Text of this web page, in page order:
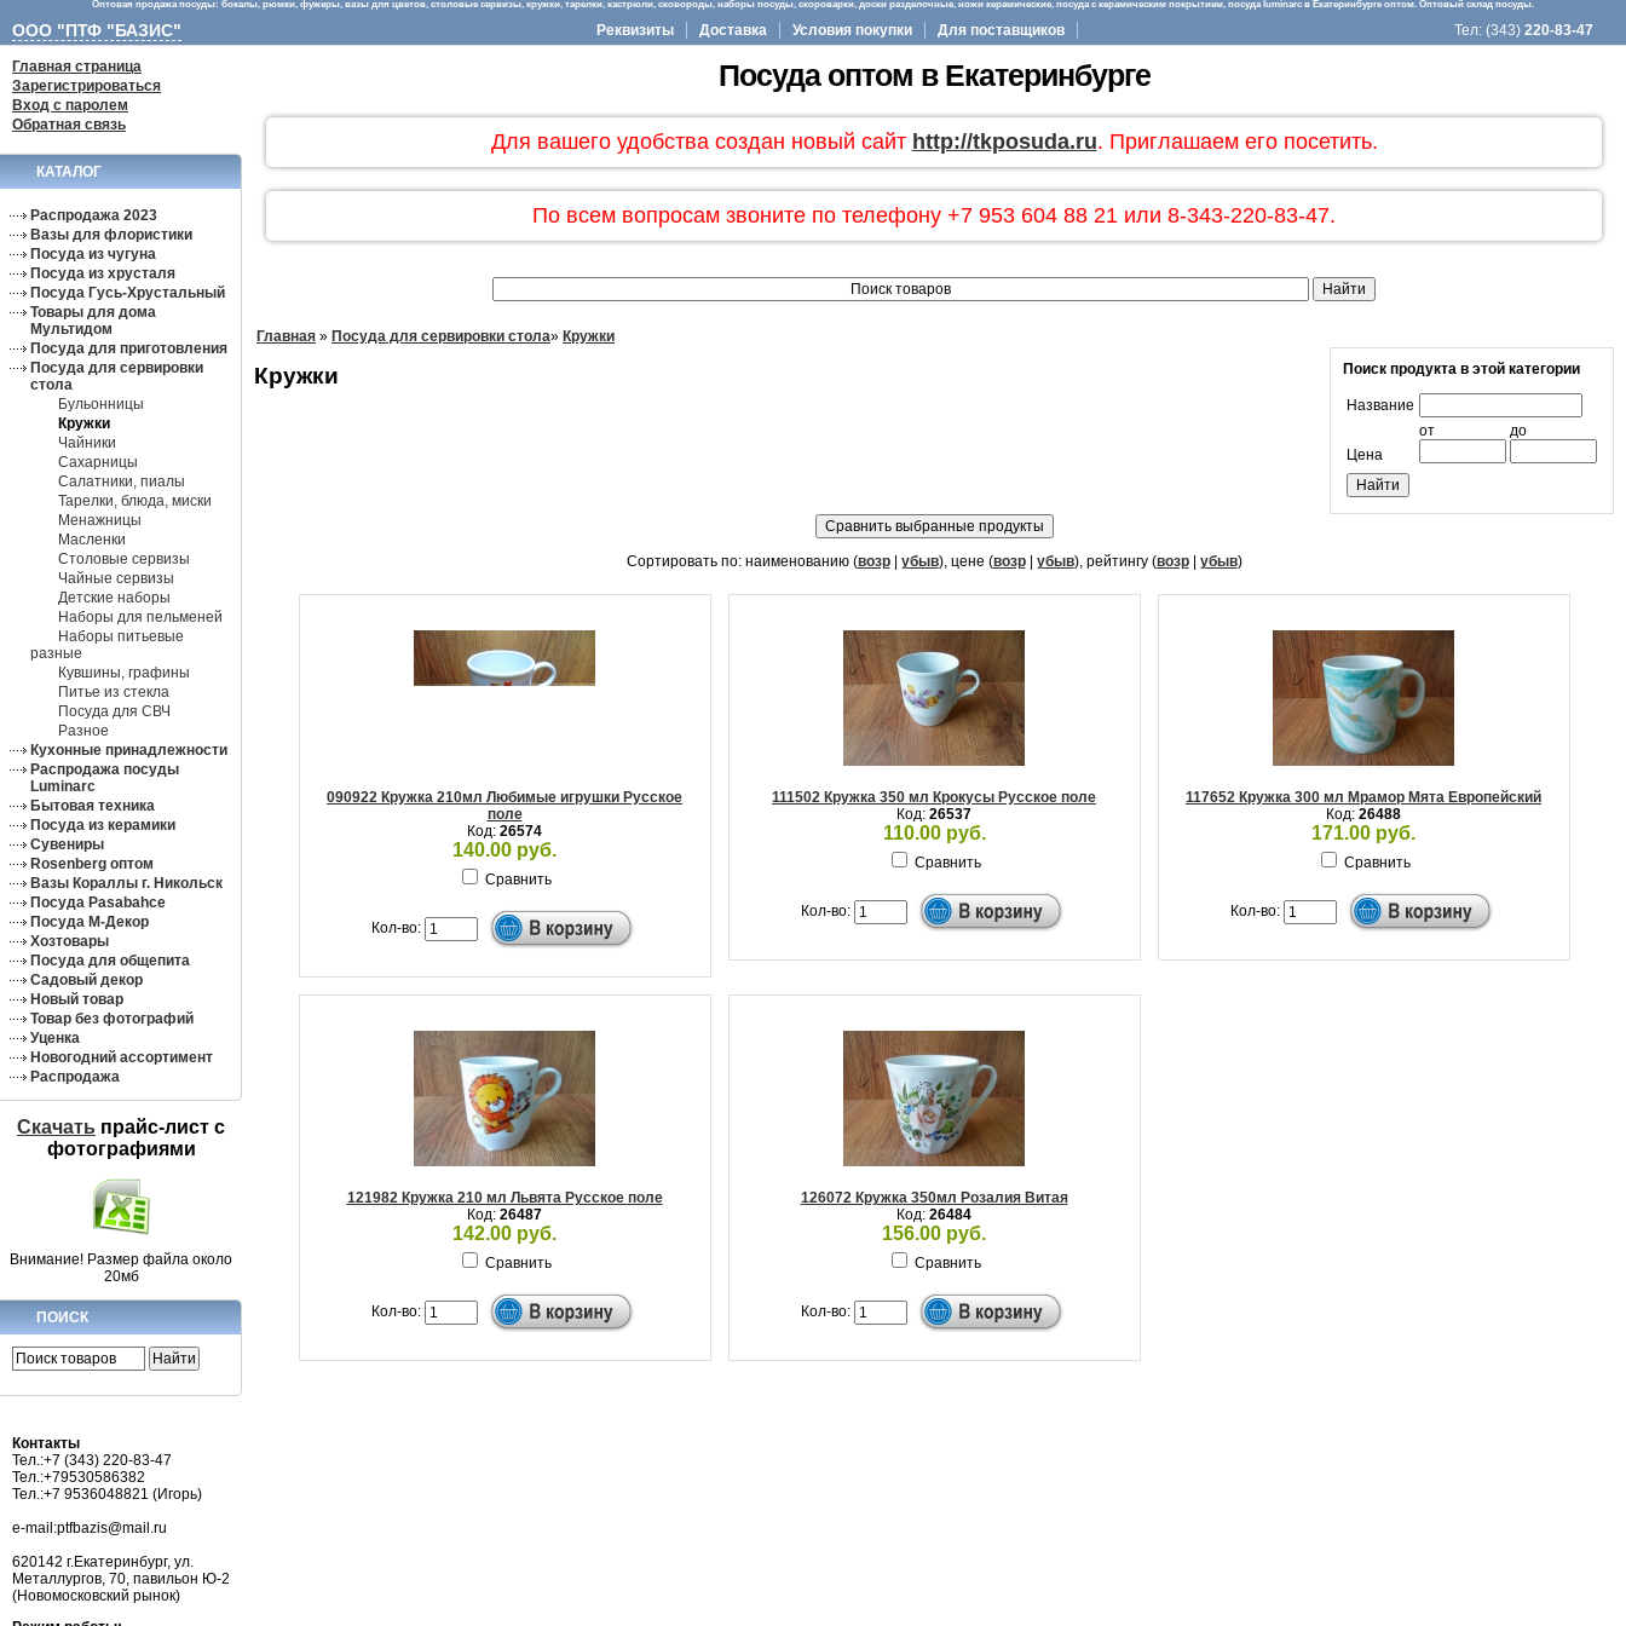
Оптовая продажа посуды: бокалы, рюмки, фужеры, вазы для цветов, столовые сервизы, кружки, тарелки, кастрюли, сковороды, наборы посуды, скороварки, доски разделочные, ножи керамические, посуда с керамическим покрытием, посуда luminarc в Екатеринбурге оптом. Оптовый склад посуды.
ООО "ПТФ "БАЗИС" Реквизиты Доставка Условия покупки Для поставщиков Тел: (343) 220-83-47
Главная страница
Зарегистрироваться
Вход с паролем
Обратная связь
КАТАЛОГ
Распродажа 2023
Вазы для флористики
Посуда из чугуна
Посуда из хрусталя
Посуда Гусь-Хрустальный
Товары для дома
Мультидом
Посуда для приготовления
Посуда для сервировки
стола
Бульонницы
Кружки
Чайники
Сахарницы
Салатники, пиалы
Тарелки, блюда, миски
Менажницы
Масленки
Столовые сервизы
Чайные сервизы
Детские наборы
Наборы для пельменей
Наборы питьевые
разные
Кувшины, графины
Питье из стекла
Посуда для СВЧ
Разное
Кухонные принадлежности
Распродажа посуды
Luminarc
Бытовая техника
Посуда из керамики
Сувениры
Rosenberg оптом
Вазы Кораллы г. Никольск
Посуда Pasabahce
Посуда М-Декор
Хозтовары
Посуда для общепита
Садовый декор
Новый товар
Товар без фотографий
Уценка
Новогодний ассортимент
Распродажа
Скачать прайс-лист c
фотографиями
Внимание! Размер файла около
20мб
ПОИСК
Контакты
Тел.:+7 (343) 220-83-47
Тел.:+79530586382
Тел.:+7 9536048821 (Игорь)
e-mail:ptfbazis@mail.ru
620142 г.Екатеринбург, ул.
Металлургов, 70, павильон Ю-2
(Новомосковский рынок)
Посуда оптом в Екатеринбурге
Для вашего удобства создан новый сайт http://tkposuda.ru. Приглашаем его посетить.
По всем вопросам звоните по телефону +7 953 604 88 21 или 8-343-220-83-47.
Главная » Посуда для сервировки стола» Кружки
Поиск продукта в этой категории
Название
Цена
от до
Кружки
Сортировать по: наименованию (возр| убыв), цене (возр| убыв), рейтингу (возр| убыв)
090922 Кружка 210мл Любимые игрушки Русское
поле
Код: 26574
140.00 руб.
Сравнить
Кол-во:
111502 Кружка 350 мл Крокусы Русское поле
Код: 26537
110.00 руб.
Сравнить
Кол-во:
117652 Кружка 300 мл Мрамор Мята Европейский
Код: 26488
171.00 руб.
Сравнить
Кол-во:
121982 Кружка 210 мл Львята Русское поле
Код: 26487
142.00 руб.
Сравнить
Кол-во:
126072 Кружка 350мл Розалия Витая
Код: 26484
156.00 руб.
Сравнить
Кол-во: